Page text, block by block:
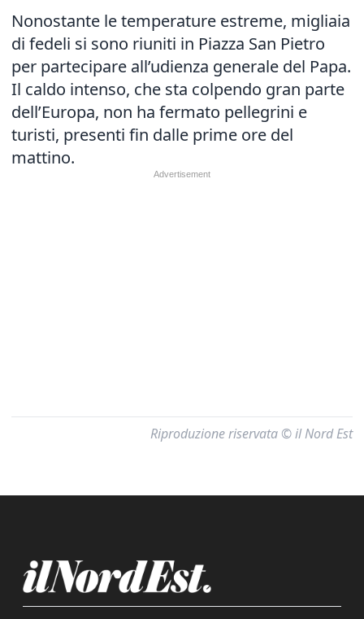
Nonostante le temperature estreme, migliaia
di fedeli si sono riuniti in Piazza San Pietro
per partecipare all’udienza generale del Papa.
Il caldo intenso, che sta colpendo gran parte
dell’Europa, non ha fermato pellegrini e
turisti, presenti fin dalle prime ore del
mattino.
Riproduzione riservata © il Nord Est